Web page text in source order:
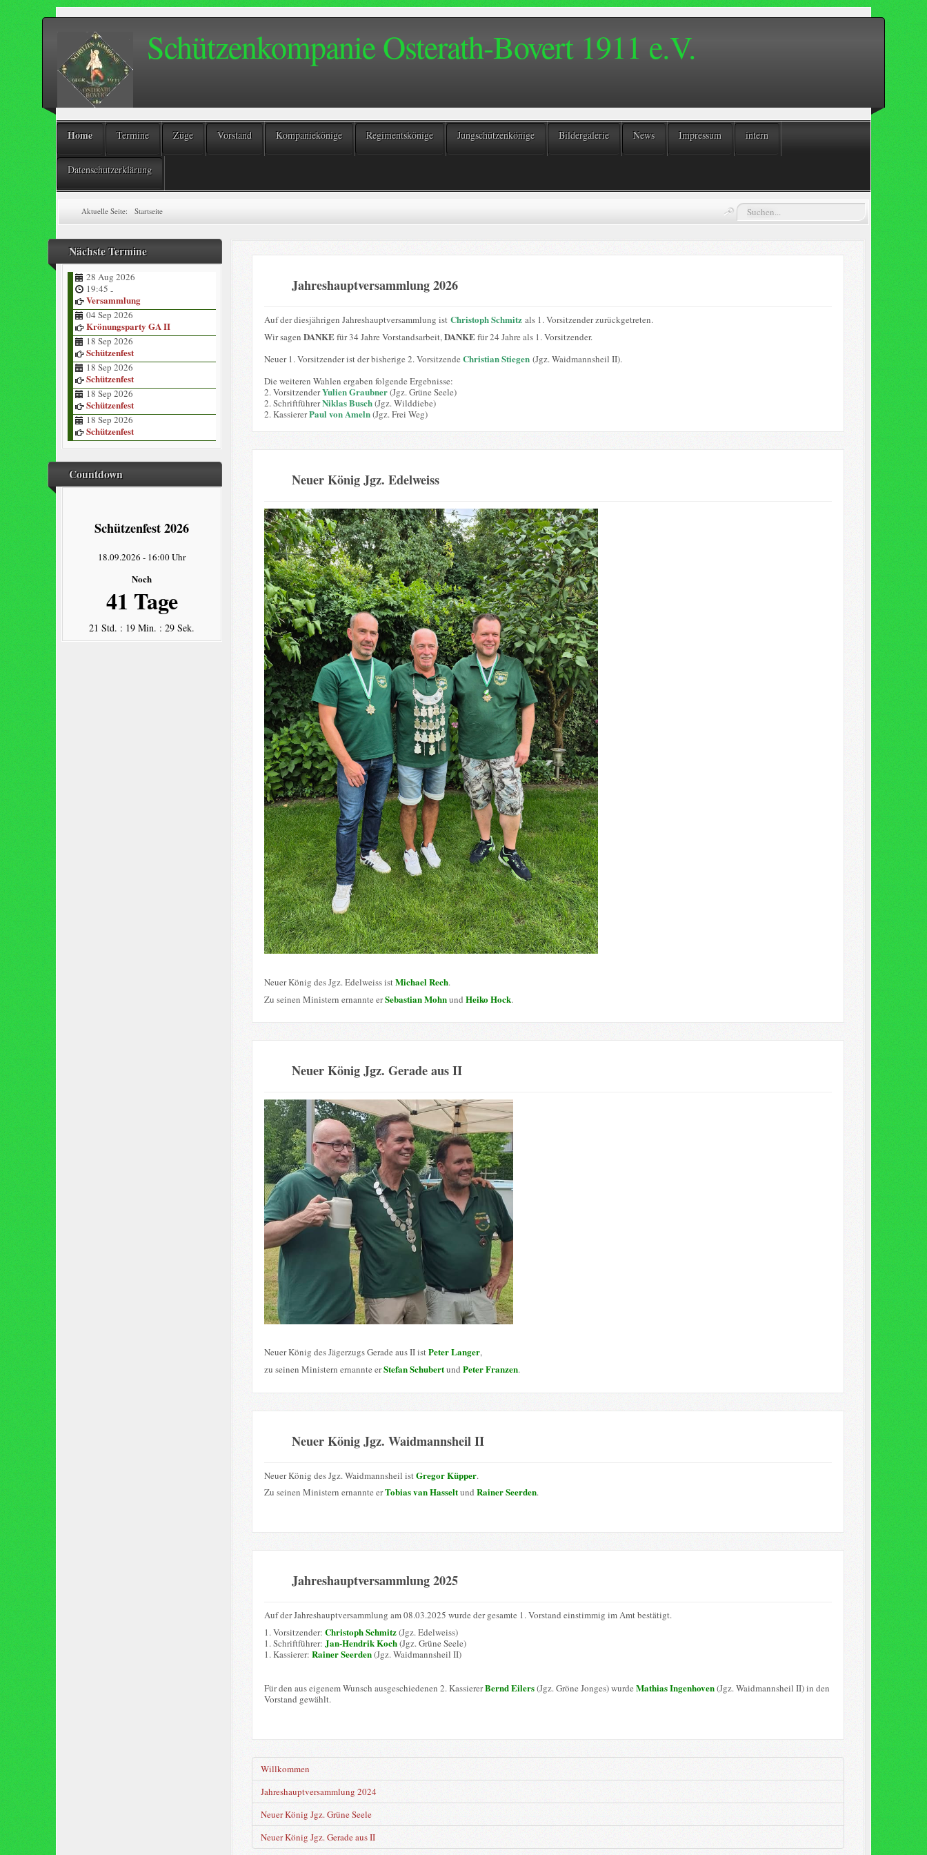
Schützenkompanie Osterath-Bovert 1911 e.V.
Home Termine Züge Vorstand Kompaniekönige Regimentskönige Jungschützenkönige Bildergalerie News Impressum intern
Datenschutzerklärung
Aktuelle Seite:Startseite Suchen...
Nächste Termine
28 Aug 2026
19:45 -
Versammlung
04 Sep 2026
Krönungsparty GA II
18 Sep 2026
Schützenfest
18 Sep 2026
Schützenfest
18 Sep 2026
Schützenfest
18 Sep 2026
Schützenfest
Countdown
Schützenfest 2026
18.09.2026 - 16:00 Uhr
Noch
41 Tage
21 Std. : 19 Min. : 28 Sek.
Jahreshauptversammlung 2026
Auf der diesjährigen Jahreshauptversammlung ist Christoph Schmitzals 1. Vorsitzender zurückgetreten.
Wir sagen DANKEfür 34 Jahre Vorstandsarbeit, DANKEfür 24 Jahre als 1. Vorsitzender.
Neuer 1. Vorsitzender ist der bisherige 2. Vorsitzende Christian Stiegen (Jgz. Waidmannsheil II).
Die weiteren Wahlen ergaben folgende Ergebnisse:
2. VorsitzenderYulien Graubner(Jgz. Grüne Seele)
2. SchriftführerNiklas Busch(Jgz. Wilddiebe)
2. KassiererPaul von Ameln(Jgz. Frei Weg)
Neuer König Jgz. Edelweiss
Neuer König des Jgz. Edelweiss istMichael Rech.
Zu seinen Ministern ernannte erSebastian Mohnund Heiko Hock.
Neuer König Jgz. Gerade aus II
Neuer König des Jägerzugs Gerade aus II istPeter Langer,
zu seinen Ministern ernannte erStefan Schubertund Peter Franzen.
Neuer König Jgz. Waidmannsheil II
Neuer König des Jgz. Waidmannsheil istGregor Küpper.
Zu seinen Ministern ernannte erTobias van Hasseltund Rainer Seerden.
Jahreshauptversammlung 2025
Auf der Jahreshauptversammlung am 08.03.2025 wurde der gesamte 1. Vorstand einstimmig im Amt bestätigt.
1. Vorsitzender: Christoph Schmitz(Jgz. Edelweiss)
1. Schriftführer: Jan-Hendrik Koch(Jgz. Grüne Seele)
1. Kassierer: Rainer Seerden(Jgz. Waidmannsheil II)
Für den aus eigenem Wunsch ausgeschiedenen 2. KassiererBernd Eilers(Jgz. Gröne Jonges) wurde Mathias Ingenhoven(Jgz. Waidmannsheil II) in den
Vorstand gewählt.
Willkommen
Jahreshauptversammlung 2024
Neuer König Jgz. Grüne Seele
Neuer König Jgz. Gerade aus II